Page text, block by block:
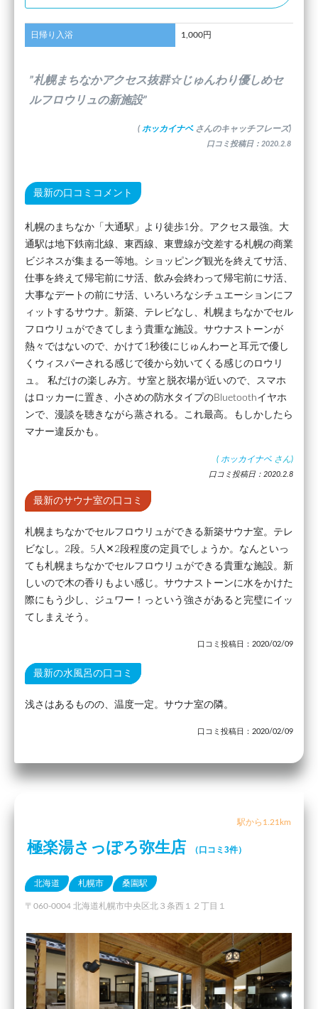
日帰り入浴 1,000円
”札幌まちなかアクセス抜群☆じゅんわり優しめセ
ルフロウリュの新施設”
( ホッカイナベ さんのキャッチフレーズ)
口コミ投稿日：2020.2.8
最新の口コミコメント
札幌のまちなか「大通駅」より徒歩1分。アクセス最強。大
通駅は地下鉄南北線、東西線、東豊線が交差する札幌の商業
ビジネスが集まる一等地。ショッピング観光を終えてサ活、
仕事を終えて帰宅前にサ活、飲み会終わって帰宅前にサ活、
大事なデートの前にサ活、いろいろなシチュエーションにフ
ィットするサウナ。新築、テレビなし、札幌まちなかでセル
フロウリュができてしまう貴重な施設。サウナストーンが
熱々ではないので、かけて1秒後にじゅんわーと耳元で優し
くウィスパーされる感じで後から効いてくる感じのロウリ
ュ。 私だけの楽しみ方。サ室と脱衣場が近いので、スマホ
はロッカーに置き、小さめの防水タイプのBluetoothイヤホ
ンで、漫談を聴きながら蒸される。これ最高。もしかしたら
マナー違反かも。
( ホッカイナベ さん)
口コミ投稿日：2020.2.8
最新のサウナ室の口コミ
札幌まちなかでセルフロウリュができる新築サウナ室。テレ
ビなし。2段。5人✕2段程度の定員でしょうか。なんといっ
ても札幌まちなかでセルフロウリュができる貴重な施設。新
しいので木の香りもよい感じ。サウナストーンに水をかけた
際にもう少し、ジュワー！っという強さがあると完璧にイッ
てしまえそう。
口コミ投稿日：2020/02/09
最新の水風呂の口コミ
浅さはあるものの、温度一定。サウナ室の隣。
口コミ投稿日：2020/02/09
駅から1.21km
極楽湯さっぽろ弥生店 （口コミ3件）
北海道 札幌市 桑園駅
〒060-0004 北海道札幌市中央区北３条西１２丁目１